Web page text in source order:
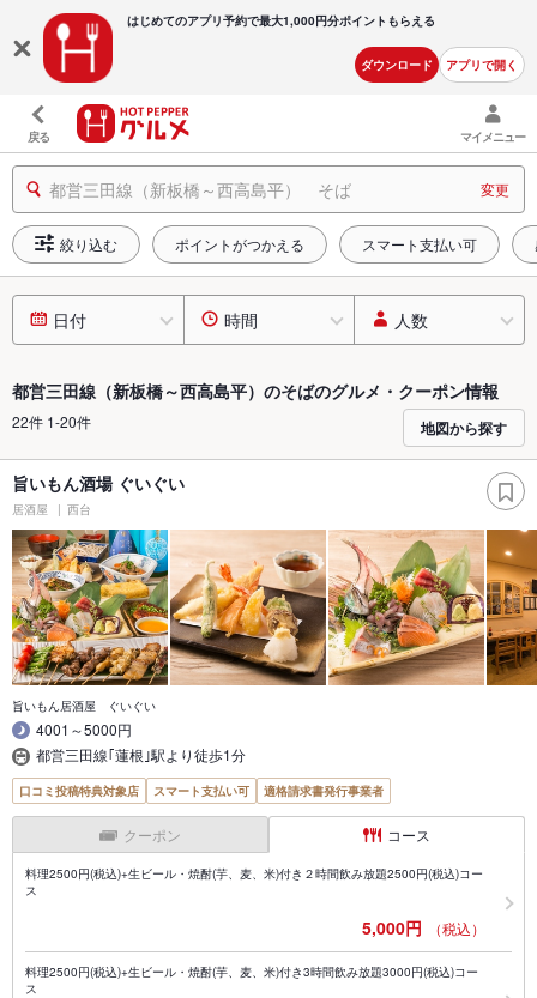
はじめてのアプリ予約で最大1,000円分ポイントもらえる
ダウンロード アプリで開く
戻る マイメニュー
都営三田線（新板橋～西高島平） そば 変更
絞り込む ポイントがつかえる スマート支払い可
日付 時間 人数
都営三田線（新板橋～西高島平）のそばのグルメ・クーポン情報
22件 1-20件 地図から探す
旨いもん酒場 ぐいぐい
居酒屋 西台
旨いもん居酒屋 ぐいぐい
4001～5000円
都営三田線｢蓮根｣駅より徒歩1分
口コミ投稿特典対象店 スマート支払い可 適格請求書発行事業者
クーポン コース
料理2500円(税込)+生ビール・焼酎(芋、麦、米)付き２時間飲み放題2500円(税込)コー
ス
5,000円 （税込）
料理2500円(税込)+生ビール・焼酎(芋、麦、米)付き3時間飲み放題3000円(税込)コー
ス